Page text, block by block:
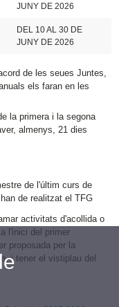
JUNY DE 2026
DEL 10 AL 30 DE
JUNY DE 2026
de les seues Juntes,
els faran en les
la primera i la segona
almenys, 21 dies
de l'últim curs de
de realitzat el TFG
activitats d'acollida o
l'inici del primer
proposada per la
i tener el vistiplau del